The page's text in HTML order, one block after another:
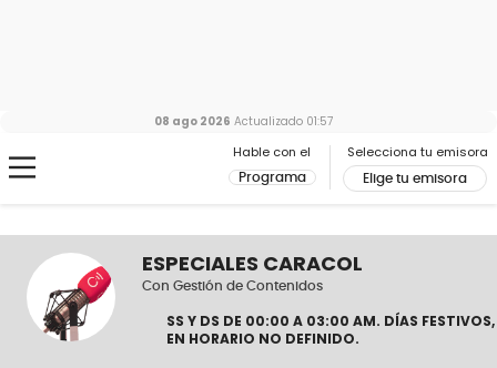
Hable con el
Programa
Selecciona tu emisora
Elige tu emisora
08 ago 2026 Actualizado 01:57
ESPECIALES CARACOL
Con Gestión de Contenidos
SS Y DS DE 00:00 A 03:00 AM. DÍAS FESTIVOS,
EN HORARIO NO DEFINIDO.